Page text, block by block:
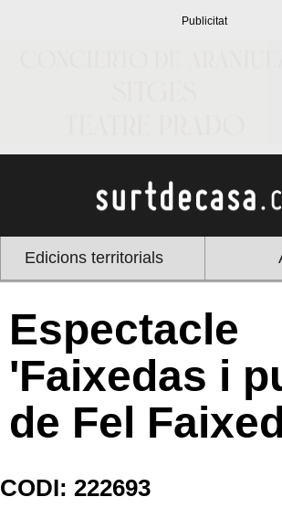
Edicions territorials
Espectacle
'Faixedas i
de Fel
CODI: 222693